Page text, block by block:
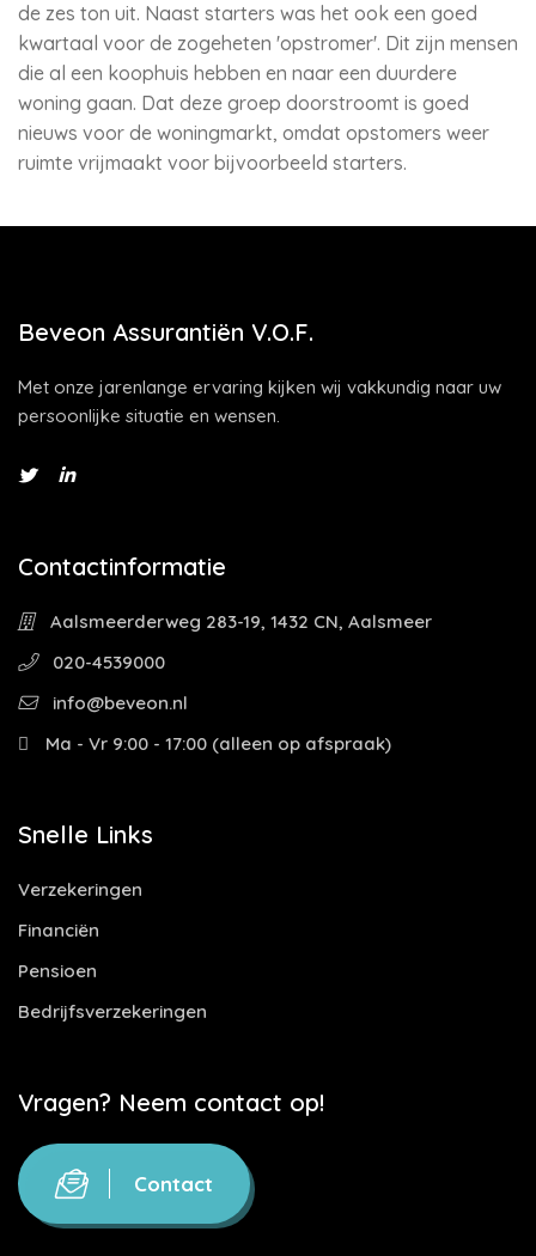
de zes ton uit. Naast starters was het ook een goed
kwartaal voor de zogeheten 'opstromer'. Dit zijn mensen
die al een koophuis hebben en naar een duurdere
woning gaan. Dat deze groep doorstroomt is goed
nieuws voor de woningmarkt, omdat opstomers weer
ruimte vrijmaakt voor bijvoorbeeld starters.
Beveon Assurantiën V.O.F.
Met onze jarenlange ervaring kijken wij vakkundig naar uw
persoonlijke situatie en wensen.
Contactinformatie
Aalsmeerderweg 283-19, 1432 CN, Aalsmeer
020-4539000
info@beveon.nl
Ma - Vr 9:00 - 17:00 (alleen op afspraak)
Snelle Links
Verzekeringen
Financiën
Pensioen
Bedrijfsverzekeringen
Vragen? Neem contact op!
Contact